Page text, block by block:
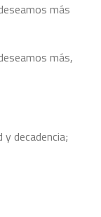
más
más,
decadencia;